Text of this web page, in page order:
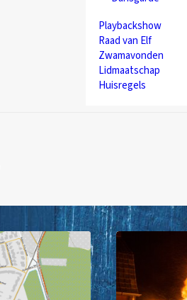
Playbackshow
Raad van Elf
Zwamavonden
Lidmaatschap
Huisregels